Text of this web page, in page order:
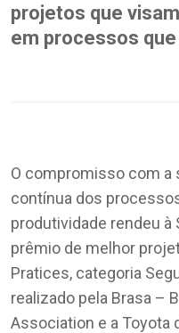
projetos que
em processos
O compromisso com a
contínua dos
produtividade rendeu
prêmio de melhor
Pratices, categoria
realizado pela Brasa –
Association e a Toyota